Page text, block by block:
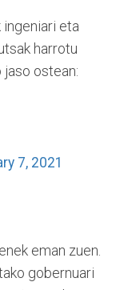
ingeniari eta
harrotu
ostean:
7, 2021
eman zuen.
gobernuari